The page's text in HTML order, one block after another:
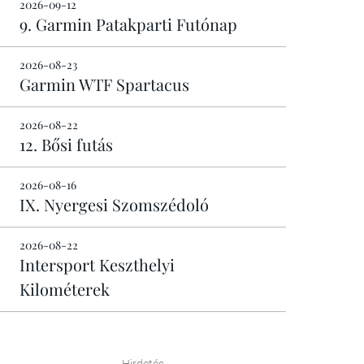
2026-09-12
9. Garmin Patakparti Futónap
2026-08-23
Garmin WTF Spartacus
2026-08-22
12. Bősi futás
2026-08-16
IX. Nyergesi Szomszédoló
2026-08-22
Intersport Keszthelyi
Kilométerek